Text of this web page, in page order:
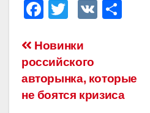
F
c
e
b
tt
er
V
в
Навигация
по
записям
Новинки
российского
авторынка, которые
не боятся кризиса